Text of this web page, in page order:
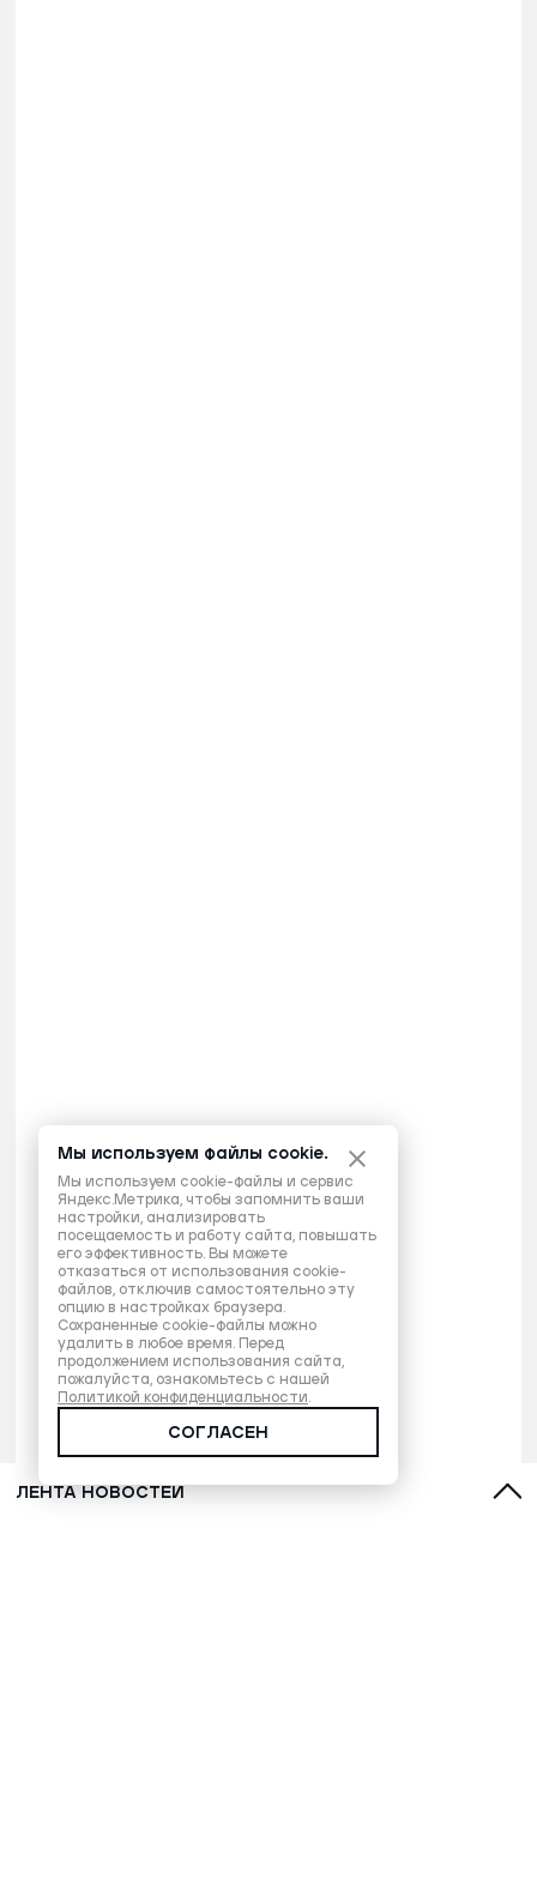
ЛЕНТА НОВОСТЕЙ
Мы используем файлы cookie.
Мы используем cookie-файлы и сервис
Яндекс.Метрика, чтобы запомнить ваши
настройки, анализировать
посещаемость и работу сайта, повышать
его эффективность. Вы можете
отказаться от использования cookie-
файлов, отключив самостоятельно эту
опцию в настройках браузера.
Сохраненные cookie-файлы можно
удалить в любое время. Перед
продолжением использования сайта,
пожалуйста, ознакомьтесь с нашей
Политикой конфиденциальности.
СОГЛАСЕН